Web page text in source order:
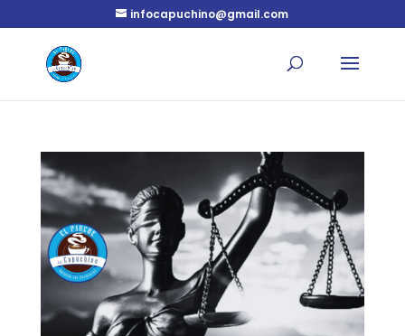
infocapuchino@gmail.com